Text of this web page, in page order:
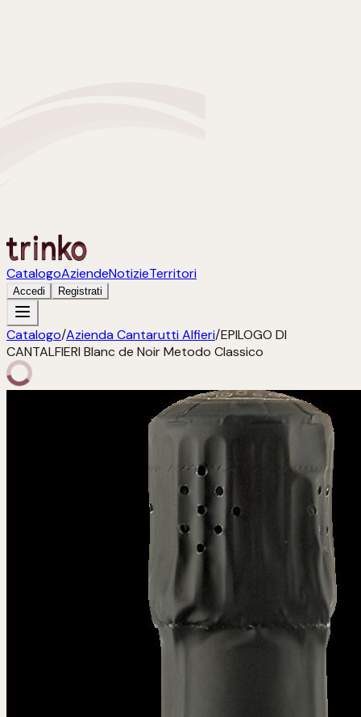
CatalogoAziendeNotizieTerritori
Accedi Registrati
Catalogo/Azienda Cantarutti Alfieri/EPILOGO DI
CANTALFIERI Blanc de Noir Metodo Classico